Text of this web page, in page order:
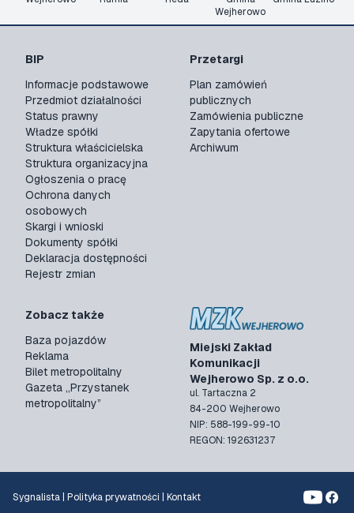
Wejherowo
Miejski Zakład
Komunikacji
Wejherowo Sp. z o.o.
ul. Tartaczna 2
84-200 Wejherowo
NIP: 588-199-99-10
REGON: 192631237
BIP
Informacje podstawowe
Przedmiot działalności
Status prawny
Władze spółki
Struktura właścicielska
Struktura organizacyjna
Ogłoszenia o pracę
Ochrona danych
osobowych
Skargi i wnioski
Dokumenty spółki
Deklaracja dostępności
Rejestr zmian
Przetargi
Plan zamówień
publicznych
Zamówienia publiczne
Zapytania ofertowe
Archiwum
Zobacz także
Baza pojazdów
Reklama
Bilet metropolitalny
Gazeta „Przystanek
metropolitalny”
Sygnalista Polityka prywatności Kontakt